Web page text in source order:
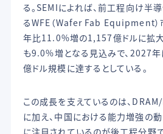
る。SEMIによれば、前工程向け半
るWFE（Wafer Fab Equipment）
年比11.0%増の1,157億ドルに拡
も9.0%増となる見込みで、2027
億ドル規模に達するとしている。
この成長を支えているのは、
に加え、中国における能力増強の動
に注目されているのが後工程分野